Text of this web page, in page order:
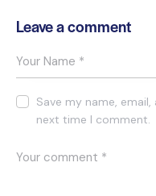
Leave a comment
Save my name,
next time I comment.